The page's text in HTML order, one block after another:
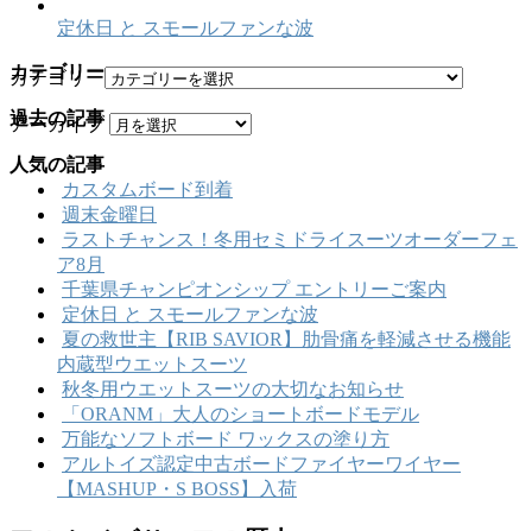
定休日 と スモールファンな波
カテゴリー
カテゴリー
過去の記事
アーカイブ
人気の記事
カスタムボード到着
週末金曜日
ラストチャンス！冬用セミドライスーツオーダーフェ
ア8月
千葉県チャンピオンシップ エントリーご案内
定休日 と スモールファンな波
夏の救世主【RIB SAVIOR】肋骨痛を軽減させる機能
内蔵型ウエットスーツ
秋冬用ウエットスーツの大切なお知らせ
「ORANM」大人のショートボードモデル
万能なソフトボード ワックスの塗り方
アルトイズ認定中古ボードファイヤーワイヤー
【MASHUP・S BOSS】入荷